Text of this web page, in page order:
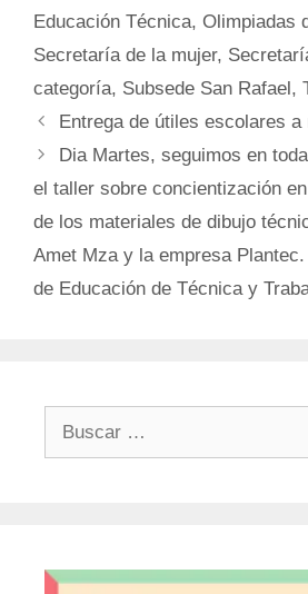
Educación Técnica, Olimpiadas
Secretaría de la mujer,
categoría, Subsede San Rafael,
Entrega de útiles escolares
Dia Martes, seguimos en
el taller sobre concientización
de los materiales de dibujo
Amet Mza y la empresa
de Educación de Técnica y